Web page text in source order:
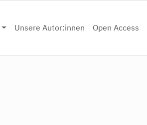
Unsere Autor:innen Open Access